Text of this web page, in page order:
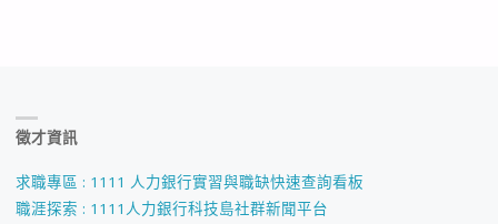
徵才資訊
求職專區 : 1111 人力銀行實習與職缺快速查詢看板
職涯探索 : 1111人力銀行科技島社群新聞平台